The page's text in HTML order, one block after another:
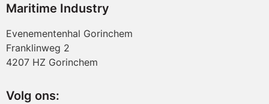
Maritime Industry
Evenementenhal Gorinchem
Franklinweg 2
4207 HZ Gorinchem
Volg ons: